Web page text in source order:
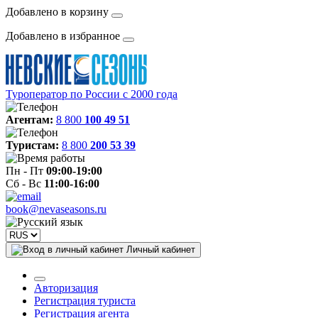
Добавлено в корзину
Добавлено в избранное
Туроператор по России с 2000 года
Агентам: 8 800 100 49 51
Туристам: 8 800 200 53 39
Пн - Пт 09:00-19:00
Сб - Вс 11:00-16:00
book@nevaseasons.ru
Личный кабинет
Авторизация
Регистрация туриста
Регистрация агента